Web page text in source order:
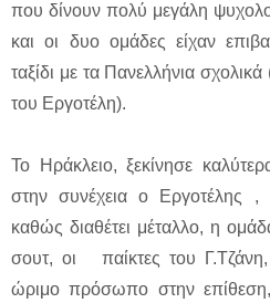
που δίνουν πολύ μεγάλη
και οι δυο ομάδες είχαν
ταξίδι με τα Πανελλήνια
του Εργοτέλη).
Το Ηράκλειο, ξεκίνησε
στην συνέχεια ο Εργοτέλης ,
καθώς διαθέτει μέταλλο, η
σουτ, οι παίκτες του
ώριμο πρόσωπο στην επίθεση,